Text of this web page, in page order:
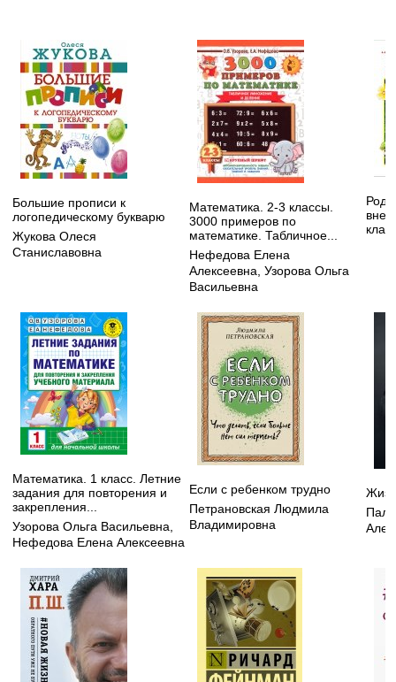
Большие прописи к
логопедическому букварю
Жукова Олеся
Станиславовна
Математика. 2-3 классы.
3000 примеров по
математике. Табличное...
Нефедова Елена
Алексеевна, Узорова Ольга
Васильевна
Математика. 1 класс. Летние
задания для повторения и
закрепления...
Узорова Ольга Васильевна,
Нефедова Елена Алексеевна
Если с ребенком трудно
Петрановская Людмила
Владимировна